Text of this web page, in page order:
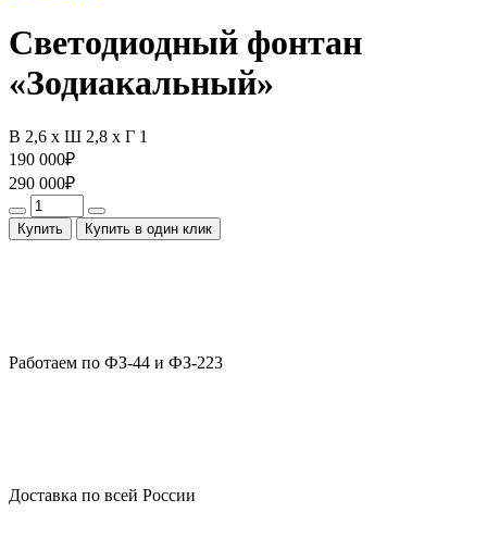
Светодиодный фонтан
«Зодиакальный»
В 2,6 x Ш 2,8 x Г 1
190 000₽
290 000₽
Купить Купить в один клик
Работаем по ФЗ-44 и ФЗ-223
Доставка по всей России